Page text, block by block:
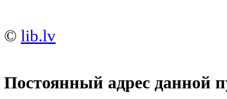
© lib.lv
Постоянный адрес данной